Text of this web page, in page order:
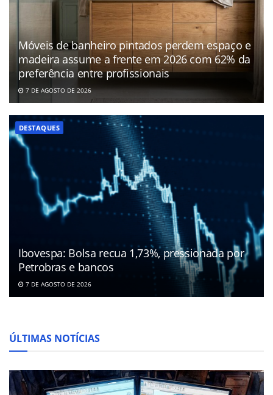
Móveis de banheiro pintados perdem espaço e
madeira assume a frente em 2026 com 62% da
preferência entre profissionais
7 DE AGOSTO DE 2026
DESTAQUES
Ibovespa: Bolsa recua 1,73%, pressionada por
Petrobras e bancos
7 DE AGOSTO DE 2026
ÚLTIMAS NOTÍCIAS